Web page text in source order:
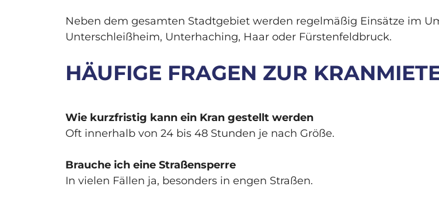
Neben dem gesamten Stadtgebiet werden regelmäßig Einsätze im
Unterschleißheim, Unterhaching, Haar oder Fürstenfeldbruck.
HÄUFIGE FRAGEN ZUR
Wie kurzfristig kann ein Kran gestellt werden
Oft innerhalb von 24 bis 48 Stunden je nach Größe.
Brauche ich eine Straßensperre
In vielen Fällen ja, besonders in engen Straßen.